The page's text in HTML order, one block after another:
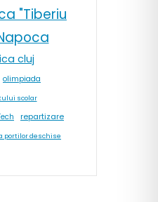
"Tiberiu
cluj
olimpiada
scolar
repartizare
portilor deschise